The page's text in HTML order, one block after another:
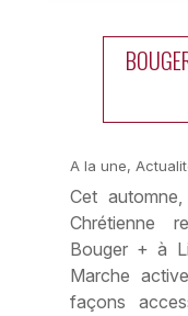
A la une,
Cet
Chrétienne
Bouger + à
Marche
façons